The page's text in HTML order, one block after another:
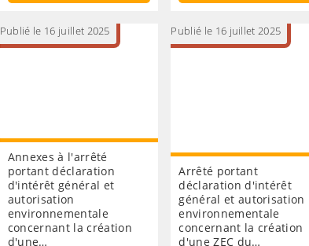
Publié le 16 juillet 2025
Annexes à l'arrêté
portant déclaration
d'intérêt général et
autorisation
environnementale
concernant la création
d'une…
Publié le 16 juillet 2025
Arrêté portant
déclaration d'intérêt
général et autorisation
environnementale
concernant la création
d'une ZEC du…